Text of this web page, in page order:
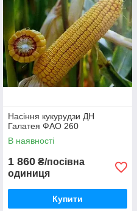
Насіння кукурудзи ДН
Галатея ФАО 260
В наявності
1 860 ₴/посівна
одиниця
Купити